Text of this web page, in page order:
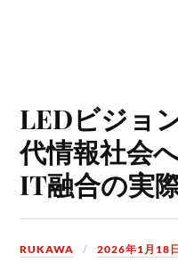
LEDビジョ
代情報社会
IT融合の実
RUKAWA 2026年1月18